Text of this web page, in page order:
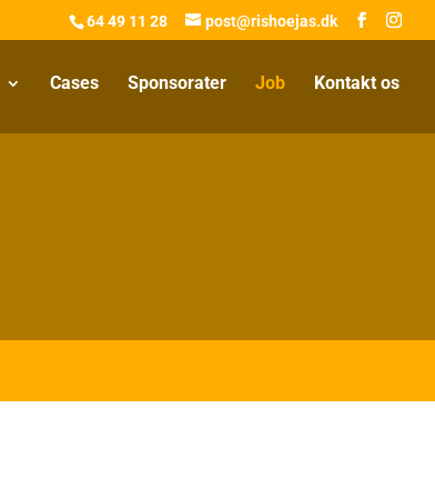
64 49 11 28 post@rishoejas.dk
Cases Sponsorater Job Kontakt os